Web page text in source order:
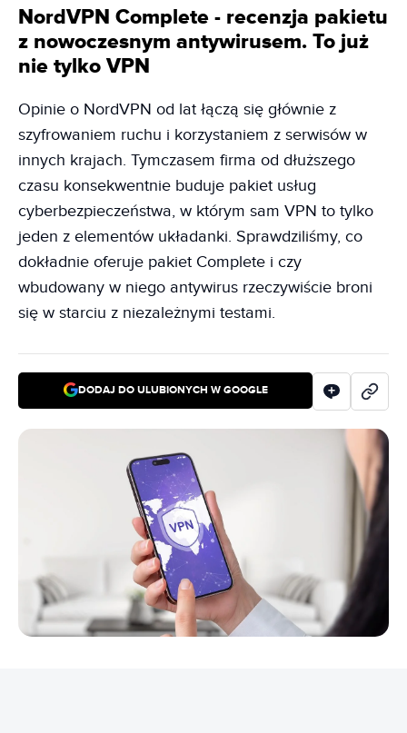
NordVPN Complete - recenzja pakietu
z nowoczesnym antywirusem. To już
nie tylko VPN
Opinie o NordVPN od lat łączą się głównie z
szyfrowaniem ruchu i korzystaniem z serwisów w
innych krajach. Tymczasem firma od dłuższego
czasu konsekwentnie buduje pakiet usług
cyberbezpieczeństwa, w którym sam VPN to tylko
jeden z elementów układanki. Sprawdziliśmy, co
dokładnie oferuje pakiet Complete i czy
wbudowany w niego antywirus rzeczywiście broni
się w starciu z niezależnymi testami.
DODAJ DO ULUBIONYCH W GOOGLE